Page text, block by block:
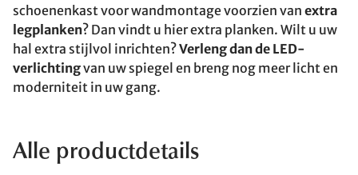
schoenenkast voor wandmontage voorzien van extra
legplanken? Dan vindt u hier extra planken. Wilt u uw
hal extra stijlvol inrichten?Verleng dan de LED-
verlichtingvan uw spiegel en breng nog meer licht en
moderniteit in uw gang.
Alle productdetails